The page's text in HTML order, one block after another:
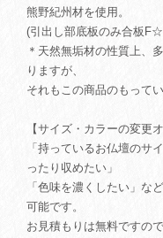
熊野紀州材を使用。
(引出し部底板のみ合板
＊天然無垢材の性質上、
りますが、
それもこの商品のもって
【サイズ・カラーの変更
「持っているお仏壇のサ
ったり収めたい」
「色味を濃くしたい」な
可能です。
お見積もりは無料ですの